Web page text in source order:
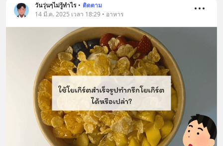
วันวุ่นๆไม่รู้ทำไร • ติดตาม
14 มี.ค. 2025 เวลา 18:29 • อาหาร